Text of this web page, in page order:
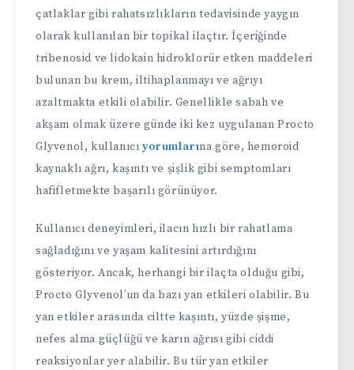
çatlaklar gibi rahatsızlıkların tedavisinde yaygın
olarak kullanılan bir topikal ilaçtır. İçeriğinde
tribenosid ve lidokain hidroklorür etken maddeleri
bulunan bu krem, iltihaplanmayı ve ağrıyı
azaltmakta etkili olabilir. Genellikle sabah ve
akşam olmak üzere günde iki kez uygulanan Procto
Glyvenol, kullanıcı yorumlarına göre, hemoroid
kaynaklı ağrı, kaşıntı ve şişlik gibi semptomları
hafifletmekte başarılı görünüyor.
Kullanıcı deneyimleri, ilacın hızlı bir rahatlama
sağladığını ve yaşam kalitesini artırdığını
gösteriyor. Ancak, herhangi bir ilaçta olduğu gibi,
Procto Glyvenol’un da bazı yan etkileri olabilir. Bu
yan etkiler arasında ciltte kaşıntı, yüzde şişme,
nefes alma güçlüğü ve karın ağrısı gibi ciddi
reaksiyonlar yer alabilir. Bu tür yan etkiler